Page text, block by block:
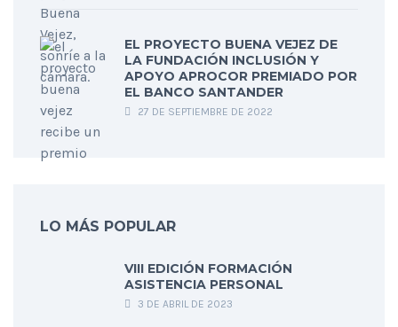
EL PROYECTO BUENA VEJEZ DE
LA FUNDACIÓN INCLUSIÓN Y
APOYO APROCOR PREMIADO POR
EL BANCO SANTANDER
27 DE SEPTIEMBRE DE 2022
LO MÁS POPULAR
VIII EDICIÓN FORMACIÓN
ASISTENCIA PERSONAL
3 DE ABRIL DE 2023